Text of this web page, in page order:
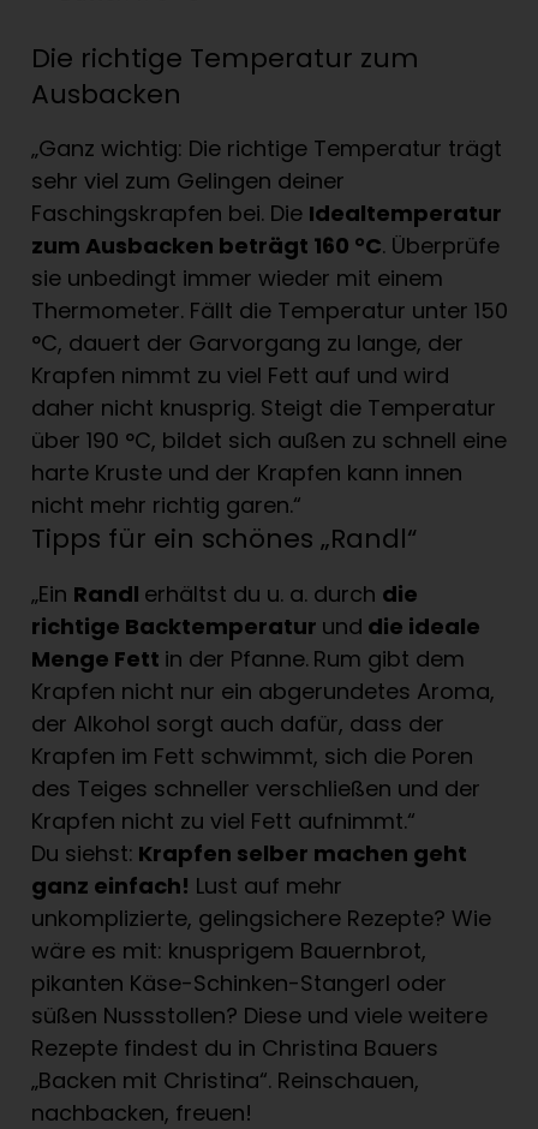
Die richtige Temperatur zum
Ausbacken
„Ganz wichtig: Die richtige Temperatur trägt
sehr viel zum Gelingen deiner
Faschingskrapfen bei. Die Idealtemperatur
zum Ausbacken beträgt 160 °C. Überprüfe
sie unbedingt immer wieder mit einem
Thermometer. Fällt die Temperatur unter 150
°C, dauert der Garvorgang zu lange, der
Krapfen nimmt zu viel Fett auf und wird
daher nicht knusprig. Steigt die Temperatur
über 190 °C, bildet sich außen zu schnell eine
harte Kruste und der Krapfen kann innen
nicht mehr richtig garen.“
Tipps für ein schönes „Randl“
„Ein Randl erhältst du u. a. durch die
richtige Backtemperatur und die ideale
Menge Fett in der Pfanne. Rum gibt dem
Krapfen nicht nur ein abgerundetes Aroma,
der Alkohol sorgt auch dafür, dass der
Krapfen im Fett schwimmt, sich die Poren
des Teiges schneller verschließen und der
Krapfen nicht zu viel Fett aufnimmt.“
Du siehst: Krapfen selber machen geht
ganz einfach! Lust auf mehr
unkomplizierte, gelingsichere Rezepte? Wie
wäre es mit: knusprigem Bauernbrot,
pikanten Käse-Schinken-Stangerl oder
süßen Nussstollen? Diese und viele weitere
Rezepte findest du in Christina Bauers
„Backen mit Christina“. Reinschauen,
nachbacken, freuen!